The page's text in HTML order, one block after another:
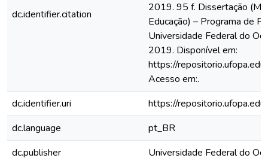
dc.identifier.citation
2019. 95 f. Dissertação
Educação) – Programa de
Universidade Federal do
2019. Disponível em:
https://
Acesso em:.
dc.identifier.uri
https://
dc.language
pt_BR
dc.publisher
Universidade Federal do